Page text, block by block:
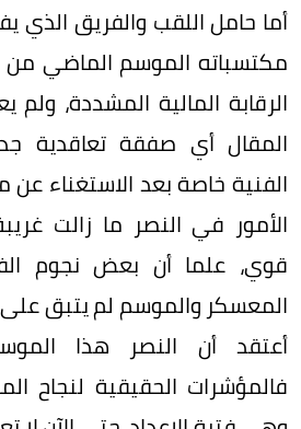
أما حامل اللقب والفريق
مكتسباته الموسم الماضي من
الرقابة المالية المشددة،
المقال أي صفقة تعاقدية
الفنية خاصة بعد الاستغناء
الأمور في النصر ما زالت
قوي، علما أن بعض نجوم
المعسكر والموسم لم يتبق على
أعتقد أن النصر هذا
فالمؤشرات الحقيقية لنجاح